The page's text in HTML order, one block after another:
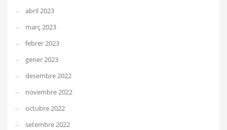
abril 2023
març 2023
febrer 2023
gener 2023
desembre 2022
novembre 2022
octubre 2022
setembre 2022